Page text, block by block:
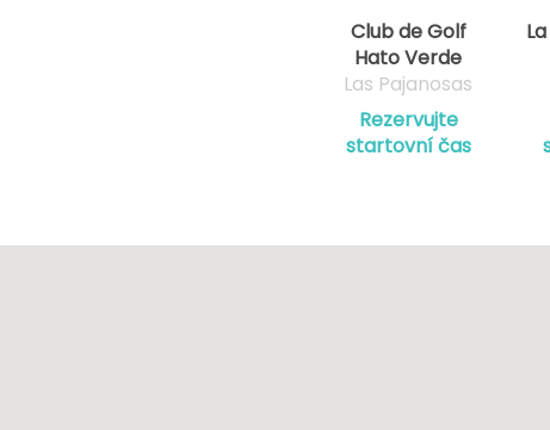
Club de Golf
Hato Verde
Las Pajanosas
Rezervujte
startovní čas